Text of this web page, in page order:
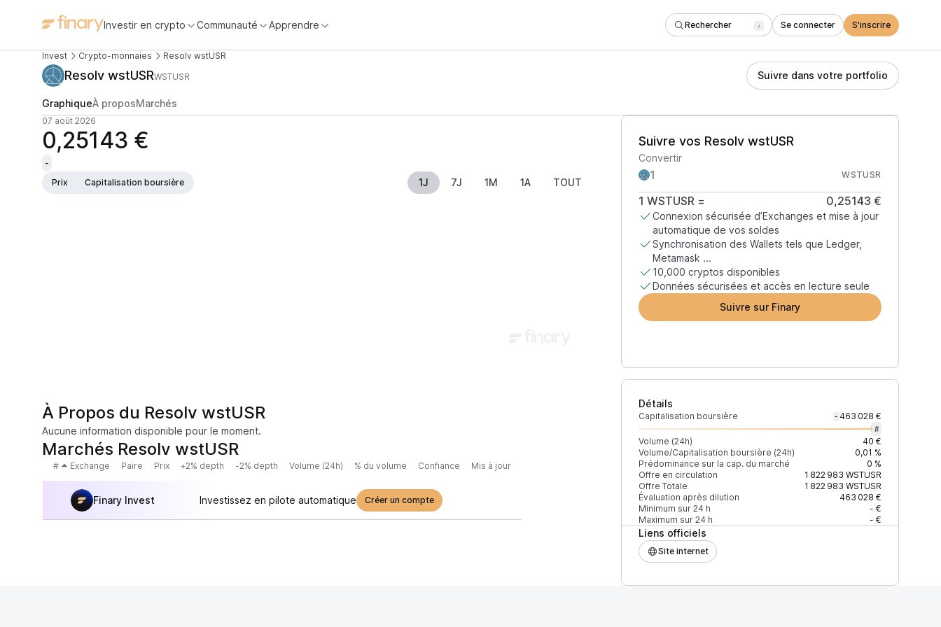
Investir en crypto Communauté Apprendre Rechercher / Se connecter S'inscrire
Invest Crypto-monnaies Resolv wstUSR
Resolv wstUSRWSTUSR Suivre dans votre portfolio
GraphiqueÀ proposMarchés
07 août 2026
0,25143 €
-
Prix
Capitalisation boursière 1J 7J 1M 1A TOUT
Suivre vos Resolv wstUSR
Convertir
WSTUSR
1 WSTUSR= 0,25143 €
Connexion sécurisée d’Exchanges et mise à jour
automatique de vos soldes
Synchronisation des Wallets tels que Ledger,
Metamask ...
10,000 cryptos disponibles
Données sécurisées et accès en lecture seule
Suivre sur Finary
Détails
Capitalisation boursière - 463 028 €
#
Volume (24h)
40 €
Volume/Capitalisation boursière (24h)
0,01 %
Prédominance sur la cap. du marché
0 %
Offre en circulation
1 822 983 WSTUSR
Offre Totale
1 822 983 WSTUSR
Évaluation après dilution
463 028 €
Minimum sur 24 h
- €
Maximum sur 24 h
- €
Liens officiels
Site internet
À Propos du Resolv wstUSR
Aucune information disponible pour le moment.
Marchés Resolv wstUSR
# Exchange Paire Prix +2% depth -2% depth Volume (24h) % du volume Confiance Mis à jour
Finary Invest Investissez en pilote automatique Créer un compte